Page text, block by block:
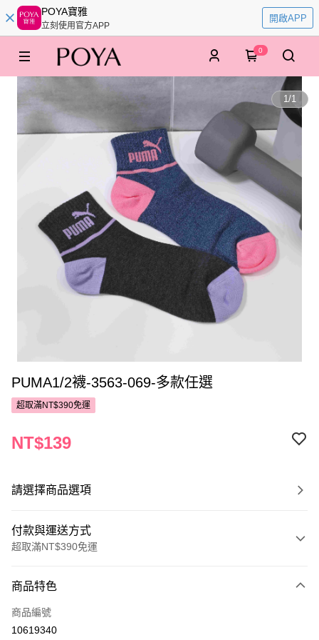
POYA寶雅
立刻使用官方APP
開啟APP
0
1/1
PUMA1/2襪-3563-069-多款任選
超取滿NT$390免運
NT$139
請選擇商品選項
付款與運送方式
超取滿NT$390免運
POYA支付
信用卡一次付款
商品特色
商品編號
10619340